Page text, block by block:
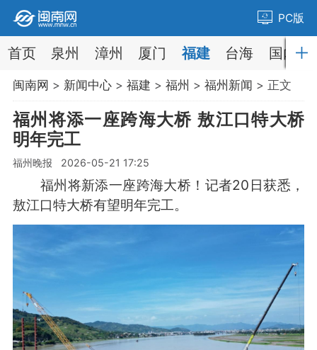
PC版
首页 泉州 漳州 厦门 福建 台海 国内
闽南网 > 新闻中心> 福建 > 福州 > 福州新闻 > 正文
福州将添一座跨海大桥 敖江口特大桥
明年完工
福州晚报 2026-05-21 17:25
福州将新添一座跨海大桥！记者20日获悉，
敖江口特大桥有望明年完工。